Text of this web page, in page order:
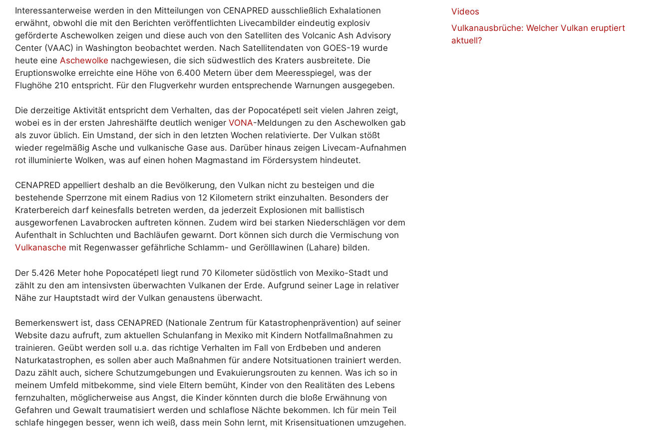
Interessanterweise werden in den Mitteilungen von CENAPRED ausschließlich Exhalationen
erwähnt, obwohl die mit den Berichten veröffentlichten Livecambilder eindeutig explosiv
geförderte Aschewolken zeigen und diese auch von den Satelliten des Volcanic Ash Advisory
Center (VAAC) in Washington beobachtet werden. Nach Satellitendaten von GOES-19 wurde
heute eine Aschewolke nachgewiesen, die sich südwestlich des Kraters ausbreitete. Die
Eruptionswolke erreichte eine Höhe von 6.400 Metern über dem Meeresspiegel, was der
Flughöhe 210 entspricht. Für den Flugverkehr wurden entsprechende Warnungen ausgegeben.
Die derzeitige Aktivität entspricht dem Verhalten, das der Popocatépetl seit vielen Jahren zeigt,
wobei es in der ersten Jahreshälfte deutlich weniger VONA-Meldungen zu den Aschewolken gab
als zuvor üblich. Ein Umstand, der sich in den letzten Wochen relativierte. Der Vulkan stößt
wieder regelmäßig Asche und vulkanische Gase aus. Darüber hinaus zeigen Livecam-Aufnahmen
rot illuminierte Wolken, was auf einen hohen Magmastand im Fördersystem hindeutet.
CENAPRED appelliert deshalb an die Bevölkerung, den Vulkan nicht zu besteigen und die
bestehende Sperrzone mit einem Radius von 12 Kilometern strikt einzuhalten. Besonders der
Kraterbereich darf keinesfalls betreten werden, da jederzeit Explosionen mit ballistisch
ausgeworfenen Lavabrocken auftreten können. Zudem wird bei starken Niederschlägen vor dem
Aufenthalt in Schluchten und Bachläufen gewarnt. Dort können sich durch die Vermischung von
Vulkanasche mit Regenwasser gefährliche Schlamm- und Gerölllawinen (Lahare) bilden.
Der 5.426 Meter hohe Popocatépetl liegt rund 70 Kilometer südöstlich von Mexiko-Stadt und
zählt zu den am intensivsten überwachten Vulkanen der Erde. Aufgrund seiner Lage in relativer
Nähe zur Hauptstadt wird der Vulkan genaustens überwacht.
Bemerkenswert ist, dass CENAPRED (Nationale Zentrum für Katastrophenprävention) auf seiner
Website dazu aufruft, zum aktuellen Schulanfang in Mexiko mit Kindern Notfallmaßnahmen zu
trainieren. Geübt werden soll u.a. das richtige Verhalten im Fall von Erdbeben und anderen
Naturkatastrophen, es sollen aber auch Maßnahmen für andere Notsituationen trainiert werden.
Dazu zählt auch, sichere Schutzumgebungen und Evakuierungsrouten zu kennen. Was ich so in
meinem Umfeld mitbekomme, sind viele Eltern bemüht, Kinder von den Realitäten des Lebens
fernzuhalten, möglicherweise aus Angst, die Kinder könnten durch die bloße Erwähnung von
Gefahren und Gewalt traumatisiert werden und schlaflose Nächte bekommen. Ich für mein Teil
schlafe hingegen besser, wenn ich weiß, dass mein Sohn lernt, mit Krisensituationen umzugehen.
Videos
Vulkanausbrüche: Welcher Vulkan eruptiert
aktuell?